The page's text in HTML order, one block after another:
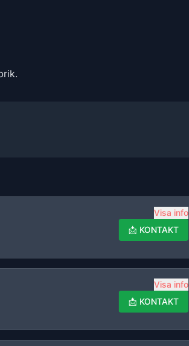
Visa info
📩 KONTAKT
Visa info
📩 KONTAKT